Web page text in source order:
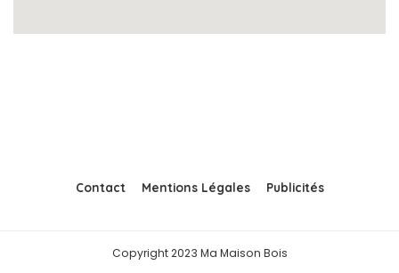
Contact Mentions Légales Publicités
Copyright 2023 Ma Maison Bois